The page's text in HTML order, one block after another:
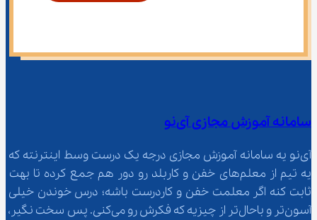
سامانه آموزش مجازی آی‌نو
آی‌نو یه سامانه آموزش مجازی درجه یک درست وسط اینترنته که
یه تیم از معلم‌‌های خفن و کاربلد رو دور هم جمع کرده تا بهت
ثابت کنه اگر معلمت خفن و کاردرست باشه؛ درس خوندن خیلی
آسون‌تر و باحال‌تر از چیزیه که فکرش رو می‌کنی. پس سخت نگیر،